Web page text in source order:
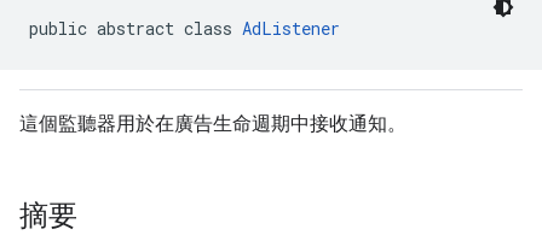
public abstract class AdListener
這個監聽器用於在廣告生命週期中接收通知。
摘要